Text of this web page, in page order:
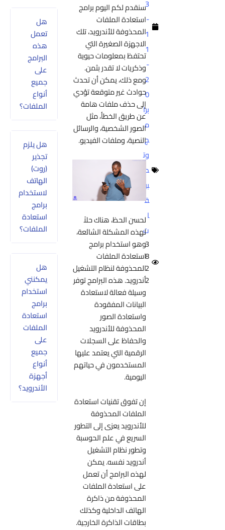
1
برا
ج
وت
ط
ق
ت
2
سنقدم لكم اليوم برامج
استعادة الملفات
المحذوفة للأندرويد، تلك
الاجهزة الصغيرة التي
تحتفظ بمعلومات حيوية
وذكريات لا تقدر بثمن.
ومع ذلك، يمكن أن تحدث
حوادث غير متوقعة تؤدي
إلى حذف ملفات هامة
عن طريق الخطأ، مثل
الصور الشخصية، والرسائل
النصية، وملفات الفيديو.
لحسن الحظ، هناك حلاً
لهذه المشكلة الشائعة،
وهو استخدام برامج
استعادة الملفات
المحذوفة لنظام التشغيل
أندرويد. هذه البرامج توفر
وسيلة فعالة لاستعادة
البيانات المفقودة
واستعادة الصور
المحذوفة للأندرويد
والحفاظ على السجلات
الرقمية التي يعتمد عليها
المستخدمون في حياتهم
اليومية.
إن تفوق تقنيات استعادة
الملفات المحذوفة
للأندرويد يعزى إلى التطور
السريع في علم الحوسبة
وتطور نظام التشغيل
أندرويد نفسه. يمكن
لهذه البرامج أن تعمل
على استعادة الملفات
المحذوفة من ذاكرة
الهاتف الداخلية وكذلك
بطاقات الذاكرة الخارجية.
هل
تعمل
هذه
البرامج
على
جميع
أنواع
الملفات؟
هل يلزم
تجذير
(روت)
الهاتف
لاستخدام
برامج
استعادة
الملفات؟
هل
يمكنني
استخدام
برامج
استعادة
الملفات
على
جميع
أنواع
أجهزة
الأندرويد؟